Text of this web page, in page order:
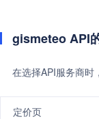
gismeteo API
在选择API服务商时
定价页